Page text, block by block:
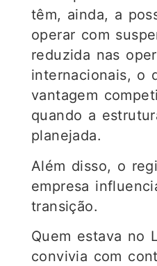
têm, ainda, a
operar com
reduzida nas
internacionais, o
vantagem
quando a
planejada.
Além disso, o
empresa
transição.
Quem estava no
convivia com